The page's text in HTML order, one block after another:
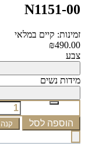
N1151-00
זמינות: קיים במלאי
₪490.00
צבע
מידות נשים
הוספה לסל